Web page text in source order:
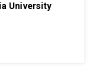
University